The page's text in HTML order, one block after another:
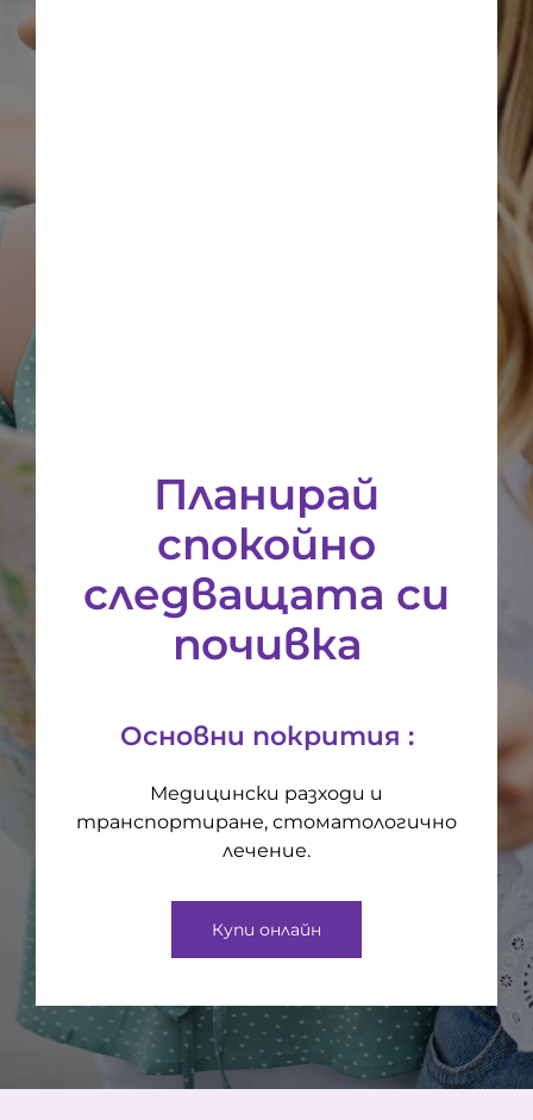
Планирай
спокойно
следващата си
почивка
Основни покрития :
Медицински разходи и
транспортиране, стоматологично
лечение.
Купи онлайн